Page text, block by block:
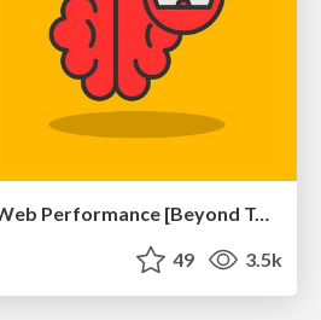
The Psychology of Web Performance [Beyond Tellerrand 2023]
49 3.5k